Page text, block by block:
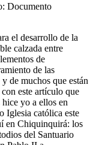
Documento
el desarrollo de la
calzada entre
de
de las
de muchos que están
este artículo que
yo a ellos en
Iglesia católica este
en Chiquinquirá: los
del Santuario